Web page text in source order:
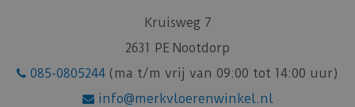
Kruisweg 7
2631 PE Nootdorp
085-0805244 (ma t/m vrij van 09:00 tot 14:00 uur)
info@merkvloerenwinkel.nl